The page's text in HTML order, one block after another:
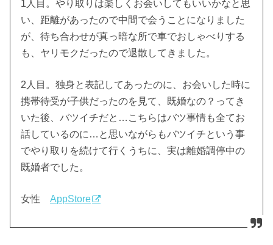
1人目。やり取りは楽しくお会いしてもいいかなと思
い、距離があったので中間で会うことになりました
が、待ち合わせが真っ暗な所で車でおしゃべりする
も、ヤリモクだったので退散してきました。
2人目。独身と表記してあったのに、お会いした時に
携帯待受が子供‪だったのを見て、既婚なの？ってき
いた後、バツイチだと…こちらはバツ事情も全てお
話しているのに…と思いながらもバツイチという事
でやり取りを続けて行くうちに、実は離婚調停中の
既婚者でした。
女性AppStore